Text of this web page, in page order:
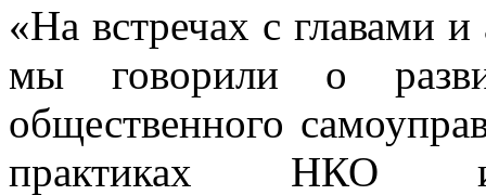
«На встречах с главами
мы говорили о
общественного
практиках НКО и